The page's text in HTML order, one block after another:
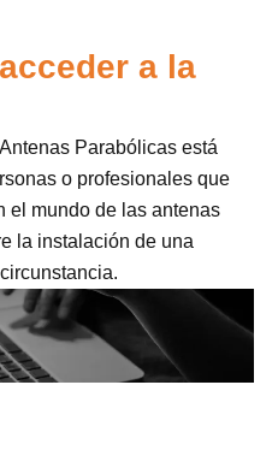
a la
Parabólicas está
o profesionales que
el mundo de las antenas
la instalación de una